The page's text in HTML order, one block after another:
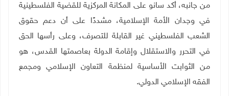
من جانبه، أكد سانو على المكانة المركزية للقضية الفلسطينية
في وجدان الأمة الإسلامية، مشددًا على أن دعم حقوق
الشعب الفلسطيني غير القابلة للتصرف، وعلى رأسها الحق
في التحرر والاستقلال وإقامة الدولة بعاصمتها القدس، هو
من الثوابت الأساسية لمنظمة التعاون الإسلامي ومجمع
الفقه الإسلامي الدولي.